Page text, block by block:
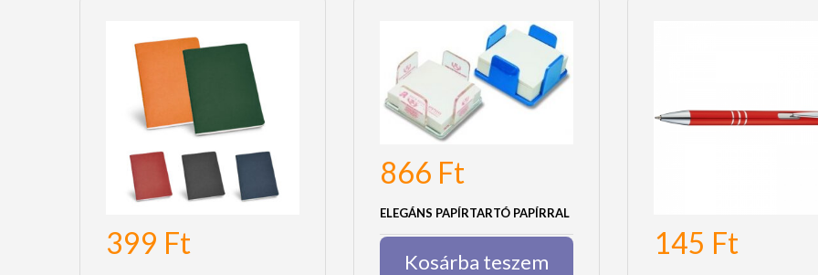
399 Ft
866 Ft
ELEGÁNS PAPÍRTARTÓ PAPÍRRAL
Kosárba teszem
145 Ft